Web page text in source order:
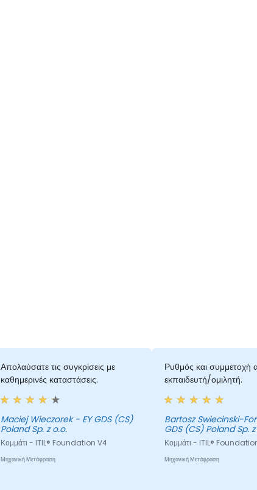
Απολαύσατε τις συγκρίσεις με
καθημερινές καταστάσεις.
Maciej Wieczorek - EY GDS (CS)
Poland Sp. z o.o.
Κομμάτι - ITIL® Foundation V4
Μηχανική Μετάφραση
Ρυθμός και συμμετοχή
εκπαιδευτή/ομιλητή.
Bartosz Swiecinski-
GDS (CS) Poland Sp.
Κομμάτι - ITIL®
Μηχανική Μετάφραση